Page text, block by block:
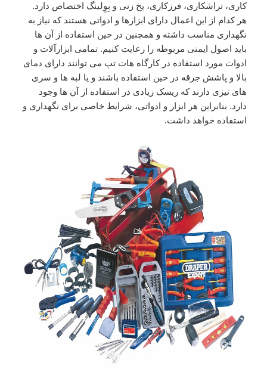
کاری، تراشکاری، فرزکاری، پخ زنی و بِوِلینگ اختصاص دارد.
هر کدام از این اعمال دارای ابزارها و ادواتی هستند که نیاز به
نگهداری مناسب داشته و همچنین در حین استفاده از آن ها
باید اصول ایمنی مربوطه را رعایت کنیم. تمامی ابزارآلات و
ادوات مورد استفاده در کارگاه هات تپ می توانند دارای دمای
بالا و پاشش جرقه در حین استفاده باشند و یا لبه ها و سری
های تیزی دارند که ریسک زیادی در استفاده از آن ها وجود
دارد. بنابراین هر ابزار و ادواتی، شرایط خاصی برای نگهداری و
استفاده خواهد داشت.